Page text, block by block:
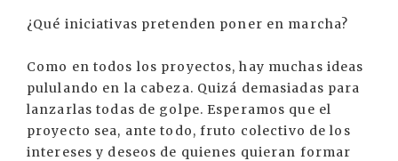
¿Qué iniciativas pretenden poner en marcha?
Como en todos los proyectos, hay muchas ideas
pululando en la cabeza. Quizá demasiadas para
lanzarlas todas de golpe. Esperamos que el
proyecto sea, ante todo, fruto colectivo de los
intereses y deseos de quienes quieran formar